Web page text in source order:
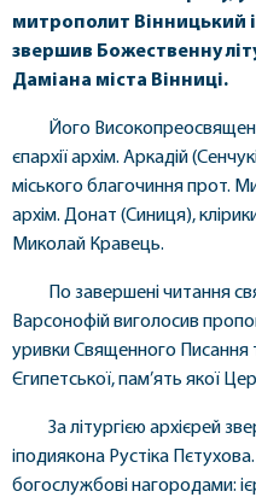
митрополит Вінницький
звершив Божественну
Даміана міста Вінниці.
Його
єпархії архім. Аркадій
міського благочиння прот.
архім. Донат (Синиця),
Миколай Кравець.
По завершені читання
Варсонофій виголосив
уривки Священного Писання
Єгипетської, пам’ять якої
За літургією архієрей
іподиякона Рустіка
богослужбові нагородами: